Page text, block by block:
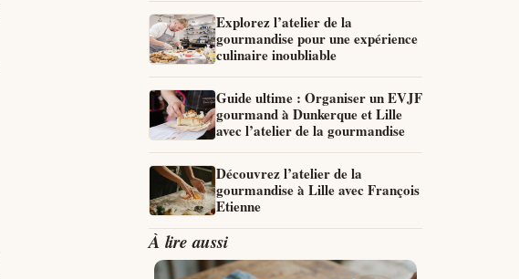
Explorez l’atelier de la
gourmandise pour une expérience
culinaire inoubliable
Guide ultime : Organiser un EVJF
gourmand à Dunkerque et Lille
avec l’atelier de la gourmandise
Découvrez l’atelier de la
gourmandise à Lille avec François
Etienne
À lire aussi